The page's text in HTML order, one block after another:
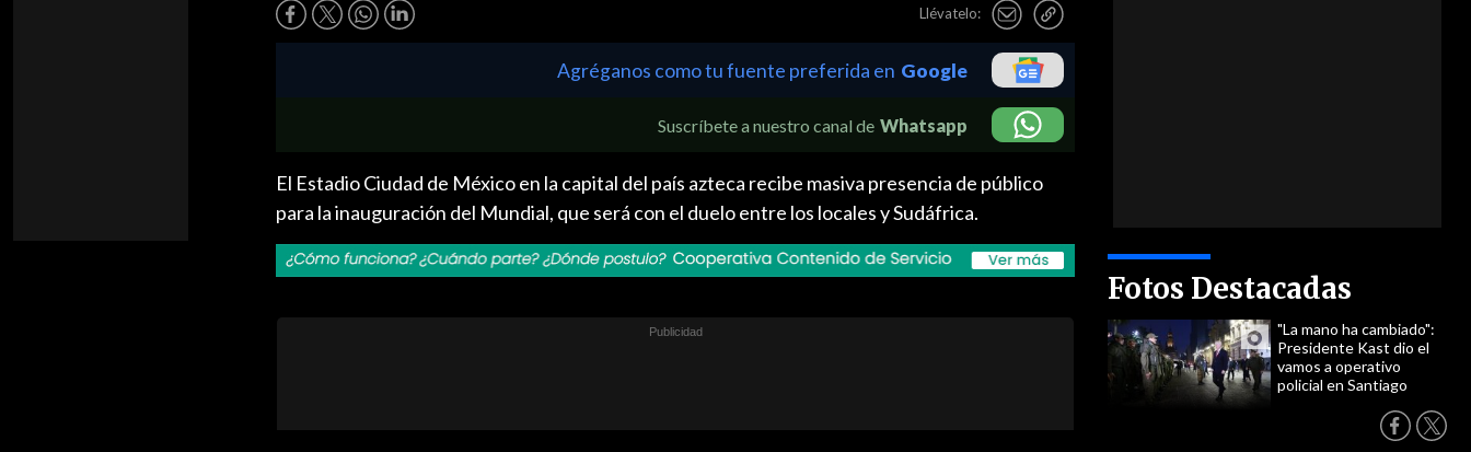
Llévatelo:
Fotos Destacadas
"La mano ha cambiado":
Presidente Kast dio el
vamos a operativo
policial en Santiago
Agréganos como tu fuente preferida en Google
Suscríbete a nuestro canal de Whatsapp
El Estadio Ciudad de México en la capital del país azteca recibe masiva presencia de público
para la inauguración del Mundial, que será con el duelo entre los locales y Sudáfrica.